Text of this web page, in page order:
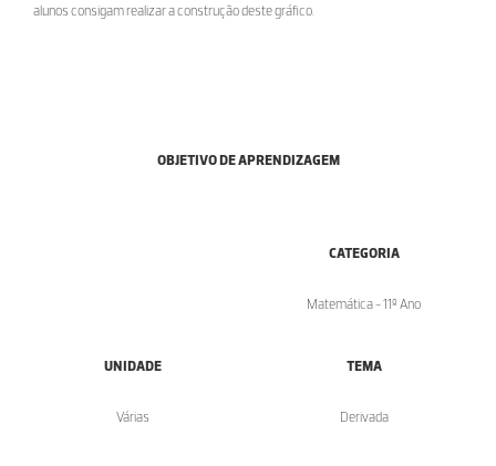
alunos consigam realizar a construção deste gráfico.
OBJETIVO DE APRENDIZAGEM
CATEGORIA
Matemática - 11º Ano
UNIDADE
Várias
TEMA
Derivada